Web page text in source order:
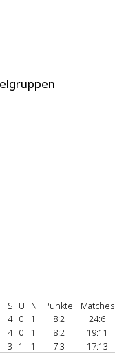
S U N Punkte Matches
4 0 1 8:2 24:6
4 0 1 8:2 19:11
3 1 1 7:3 17:13